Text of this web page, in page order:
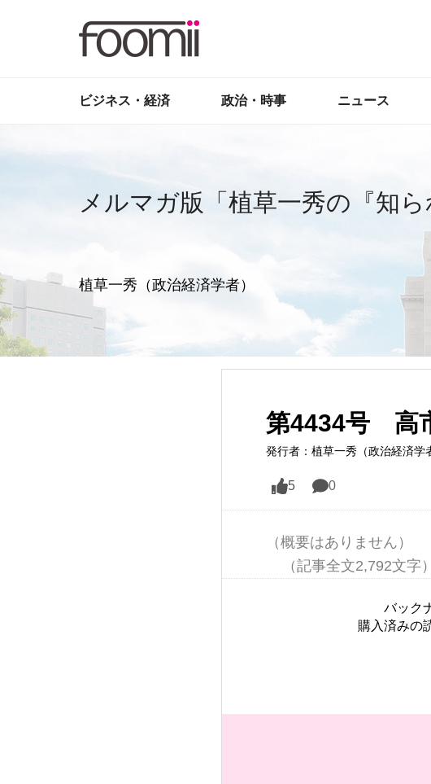
ビジネス・経済 政治・時事 ニュース
メルマガ版「植草一秀の『知
植草一秀（政治経済学者）
第4434号 高
発行者：植草一秀（政治経済学
5 0
（概要はありません）
バック
購入済みの